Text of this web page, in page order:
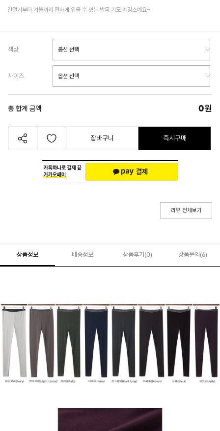
간절기부터 겨울까지 편하게 입을 수 있는 발목 기모 레깅스예요~
색상
사이즈
총 합계 금액 0원
장바구니 즉시구매
리뷰 전체보기
상품정보 배송정보 상품후기(0) 상품문의 (6)